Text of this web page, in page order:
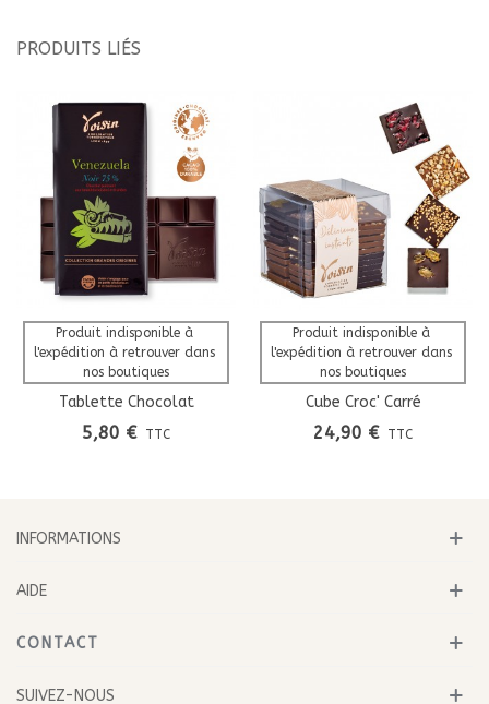
PRODUITS LIÉS
Produit indisponible à
l'expédition à retrouver dans
nos boutiques
Tablette Chocolat
Venezuela Noir 75%
Grandes Origines
5,80 € TTC
Produit indisponible à
l'expédition à retrouver dans
nos boutiques
Cube Croc' Carré
24,90 € TTC
INFORMATIONS
AIDE
CONTACT
SUIVEZ-NOUS